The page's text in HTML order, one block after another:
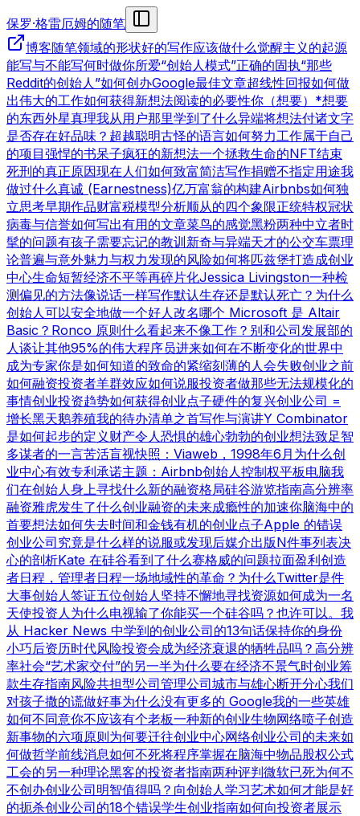
保罗·格雷厄姆的随笔
博客随笔领域的形状好的写作应该做什么觉醒主义的起源
能写与不能写何时做你所爱“创始人模式”正确的固执“那些
Reddit的创始人”如何创办Google最佳文章超线性回报如何做
出伟大的工作如何获得新想法阅读的必要性你（想要）*想要
的东西外星真理我从用户那里学到了什么异端将想法付诸文字
是否存在好品味？ 超越聪明古怪的语言如何努力工作属于自己
的项目强悍的书呆子疯狂的新想法一个拯救生命的NFT结束
死刑的真正原因现在人们如何致富简洁写作捐赠不指定用途我
做过什么真诚 (Earnestness)亿万富翁的构建Airbnbs如何独
立思考早期作品财富税模型分析顺从的四个象限正统特权冠状
病毒与信誉如何写出有用的文章菜鸟的感觉黑粉两种中立者时
髦的问题有孩子需要忘记的教训 新奇与异端天才的公交车票理
论普遍与意外魅力与权力发现的风险如何将匹兹堡打造成创业
中心生命短暂经济不平等再碎片化Jessica Livingston一种检
测偏见的方法像说话一样写作默认生存还是默认死亡？ 为什么
创始人可以安全地做一个好人改名哪个 Microsoft 是 Altair
Basic？ Ronco 原则什么看起来不像工作？ 别和公司发展部的
人谈让其他95%的伟大程序员进来如何在不断变化的世界中
成为专家你是如何知道的致命的紧缩刻薄的人会失败创业之前
如何融资投资者羊群效应如何说服投资者做那些无法规模化的
事情创业投资趋势如何获得创业点子硬件的复兴创业公司 =
增长黑天鹅养殖我的待办清单之首写作与演讲Y Combinator
是如何起步的定义财产令人恐惧的雄心勃勃的创业想法致足智
多谋者的一言苦活盲视快照：Viaweb，1998年6月 为什么创
业中心有效专利承诺主题：Airbnb创始人控制权平板电脑我
们在创始人身上寻找什么新的融资格局硅谷游览指南高分辨率
融资雅虎发生了什么创业融资的未来成瘾性的加速你脑海中的
首要想法如何失去时间和金钱有机的创业点子Apple 的错误
创业公司究竟是什么样的说服或发现后媒介出版N件事列表决
心的剖析Kate 在硅谷看到了什么赛格威的问题拉面盈利创造
者日程，管理者日程一场地域性的革命？ 为什么Twitter是件
大事创始人签证五位创始人坚持不懈地寻找资源如何成为一名
天使投资人为什么电视输了你能买一个硅谷吗？也许可以。 我
从 Hacker News 中学到的创业公司的13句话保持你的身份
小巧后资历时代风险投资会成为经济衰退的牺牲品吗？ 高分辨
率社会“艺术家交付”的另一半为什么要在经济不景气时创业筹
款生存指南风险共担型公司管理公司城市与雄心断开分心我们
对孩子撒的谎做好事为什么没有更多的 Google我的一些英雄
如何不同意你不应该有个老板一种新的创业生物网络喷子创造
新事物的六项原则为何要迁往创业中心网络创业公司的未来如
何做哲学前线消息如何不死将程序掌握在脑海中物品股权公式
工会的另一种理论黑客的投资者指南两种评判微软已死为何不
不创办创业公司明智值得吗？ 向创始人学习艺术如何才能是好
的扼杀创业公司的18个错误学生创业指南如何向投资者展示